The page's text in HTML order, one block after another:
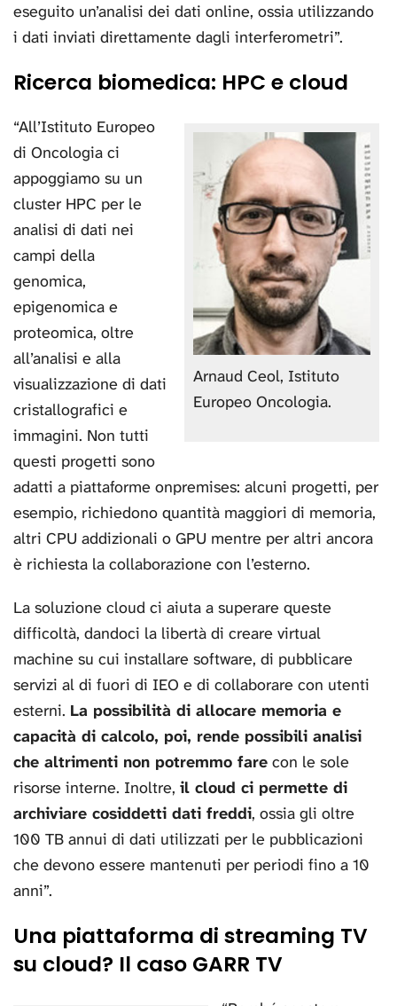
eseguito un’analisi dei dati online, ossia utilizzando
i dati inviati direttamente dagli interferometri”.
Ricerca biomedica: HPC e cloud
Arnaud Ceol, Istituto
Europeo Oncologia.
“All’Istituto Europeo
di Oncologia ci
appoggiamo su un
cluster HPC per le
analisi di dati nei
campi della
genomica,
epigenomica e
proteomica, oltre
all’analisi e alla
visualizzazione di dati
cristallografici e
immagini. Non tutti
questi progetti sono
adatti a piattaforme onpremises: alcuni progetti, per
esempio, richiedono quantità maggiori di memoria,
altri CPU addizionali o GPU mentre per altri ancora
è richiesta la collaborazione con l’esterno.
La soluzione cloud ci aiuta a superare queste
difficoltà, dandoci la libertà di creare virtual
machine su cui installare software, di pubblicare
servizi al di fuori di IEO e di collaborare con utenti
esterni. La possibilità di allocare memoria e
capacità di calcolo, poi, rende possibili analisi
che altrimenti non potremmo fare con le sole
risorse interne. Inoltre, il cloud ci permette di
archiviare cosiddetti dati freddi, ossia gli oltre
100 TB annui di dati utilizzati per le pubblicazioni
che devono essere mantenuti per periodi fino a 10
anni”.
Una piattaforma di streaming TV
su cloud? Il caso GARR TV